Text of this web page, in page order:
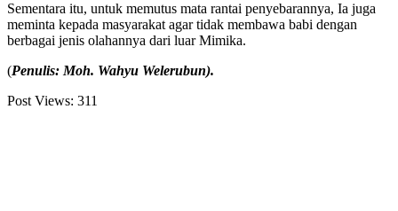
Sementara itu, untuk memutus mata rantai penyebarannya, Ia juga
meminta kepada masyarakat agar tidak membawa babi dengan
berbagai jenis olahannya dari luar Mimika.
(Penulis: Moh. Wahyu Welerubun).
Post Views: 311